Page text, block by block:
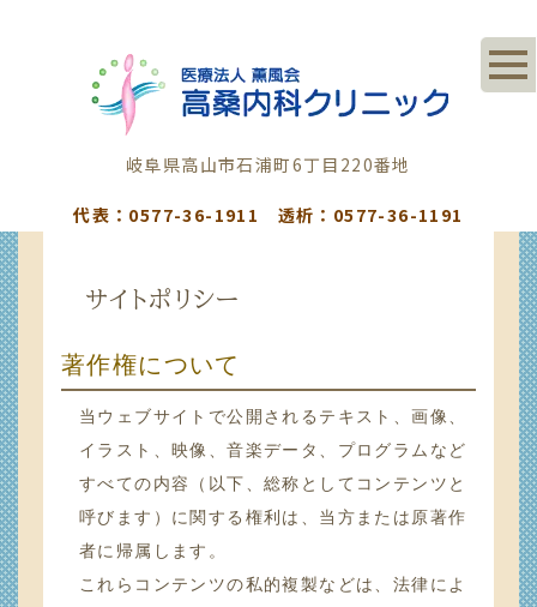
岐阜県高山市石浦町6丁目220番地
代表：0577-36-1911 透析：0577-36-1191
サイトポリシー
著作権について
当ウェブサイトで公開されるテキスト、画像、
イラスト、映像、音楽データ、プログラムなど
すべての内容（以下、総称としてコンテンツと
呼びます）に関する権利は、当方または原著作
者に帰属します。
これらコンテンツの私的複製などは、法律によ